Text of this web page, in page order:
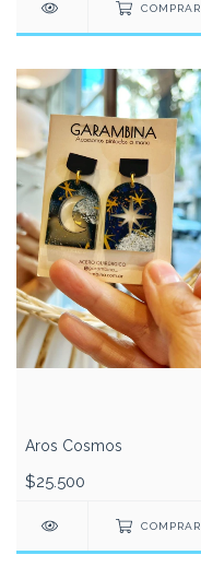
COMPRAR
Aros Cosmos
$25.500
COMPRAR